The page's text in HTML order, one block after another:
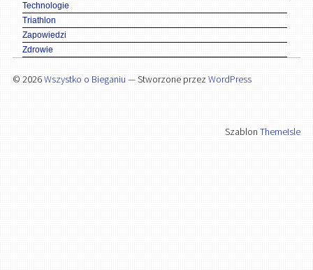
Technologie
Triathlon
Zapowiedzi
Zdrowie
© 2026Wszystko o Bieganiu — Stworzone przez WordPress
SzablonThemeIsle